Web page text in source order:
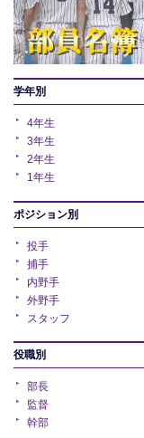
学年別
4年生
3年生
2年生
1年生
ポジション別
投手
捕手
内野手
外野手
スタッフ
役職別
部長
監督
幹部